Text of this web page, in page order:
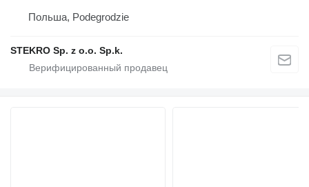
Польша, Podegrodzie
STEKRO Sp. z o.o. Sp.k.